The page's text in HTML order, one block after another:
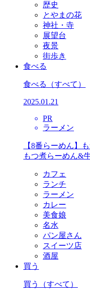
歴史
とやまの花
神社・寺
展望台
夜景
街歩き
食べる
食べる （すべて）
2025.01.21
PR
ラーメン
【8番らーめん】
もつ煮らーめん&
カフェ
ランチ
ラーメン
カレー
美食娘
名水
パン屋さん
スイーツ店
酒屋
買う
買う （すべて）